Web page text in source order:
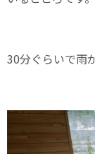
30分ぐらいで雨